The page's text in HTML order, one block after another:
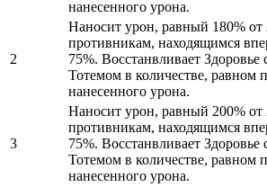
нанесенного урона.
2
Наносит урон, равный 180% от
противникам, находящимся
75%. Восстанвливает
Тотемом в количестве, равном
нанесенного урона.
3
Наносит урон, равный 200% от
противникам, находящимся
75%. Восстанвливает
Тотемом в количестве, равном
нанесенного урона.